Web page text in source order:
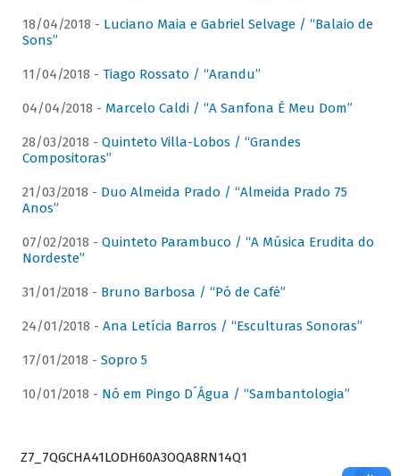
18/04/2018 - Luciano Maia e Gabriel Selvage / “Balaio de
Sons”
11/04/2018 - Tiago Rossato / “Arandu”
04/04/2018 - Marcelo Caldi / “A Sanfona É Meu Dom”
28/03/2018 - Quinteto Villa-Lobos / “Grandes
Compositoras”
21/03/2018 - Duo Almeida Prado / “Almeida Prado 75
Anos”
07/02/2018 - Quinteto Parambuco / “A Música Erudita do
Nordeste”
31/01/2018 - Bruno Barbosa / “Pó de Café”
24/01/2018 - Ana Letícia Barros / “Esculturas Sonoras”
17/01/2018 - Sopro 5
10/01/2018 - Nó em Pingo D´Água / “Sambantologia”
Z7_7QGCHA41LODH60A3OQA8RN14Q1